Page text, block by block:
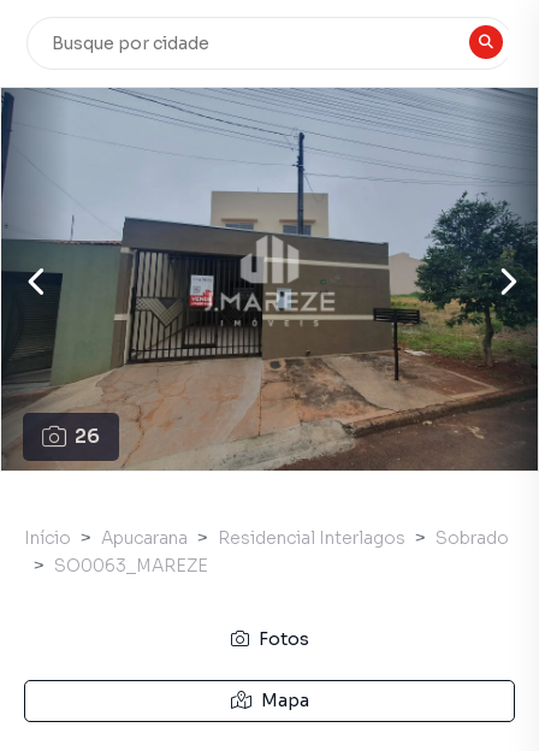
26
Início Apucarana Residencial Interlagos
Sobrado
SO0063_MAREZE
Fotos
Mapa